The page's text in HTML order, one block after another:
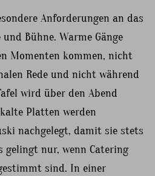
Anforderungen an das
Bühne. Warme Gänge
Momenten kommen, nicht
Rede und nicht während
wird über den Abend
Platten werden
nachgelegt, damit sie stets
gelingt nur, wenn Catering
sind. In einer